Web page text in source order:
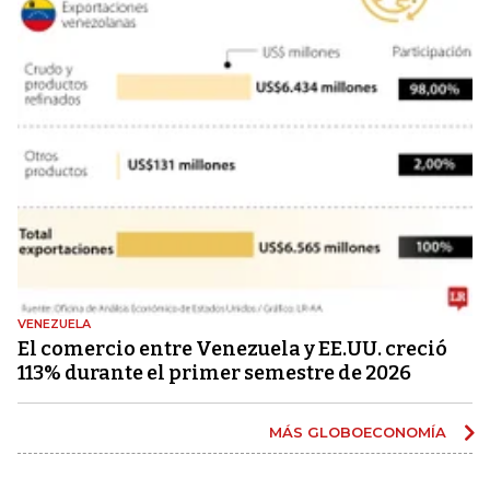
VENEZUELA
El comercio entre Venezuela y EE.UU. creció
113% durante el primer semestre de 2026
MÁS GLOBOECONOMÍA